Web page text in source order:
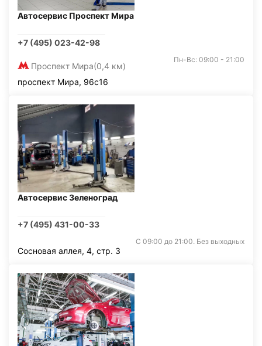
Автосервис Проспект Мира
+7 (495) 023-42-98
Проспект Мира(0,4 км)
Пн-Вс: 09:00 - 21:00
проспект Мира, 96с16
Автосервис Зеленоград
+7 (495) 431-00-33
С 09:00 до 21:00. Без выходных
Сосновая аллея, 4, стр. 3